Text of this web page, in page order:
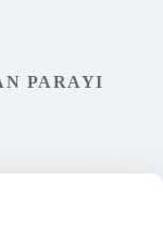
PARAYI